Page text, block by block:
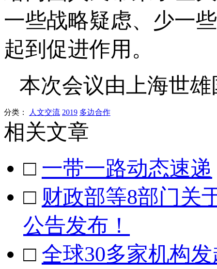
一些战略疑虑、少一
起到促进作用。
本次会议由上海世
分类： 人文交流 2019 多边合作
相关文章
□ 一带一路动态速递
□ 财政部等8部门关
公告发布！
□ 全球30多家机构